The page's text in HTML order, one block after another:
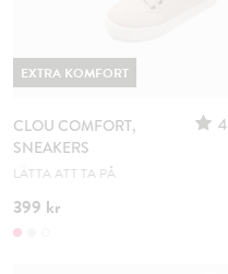
CLOU COMFORT,
SNEAKERS
LÄTTA ATT TA PÅ
399 kr
EXTRA KOMFORT